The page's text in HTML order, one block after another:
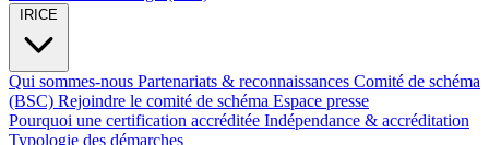
IRICE
Qui sommes-nous Partenariats & reconnaissances Comité de schéma
(BSC) Rejoindre le comité de schéma Espace presse
Pourquoi une certification accréditée Indépendance & accréditation
Typologie des démarches